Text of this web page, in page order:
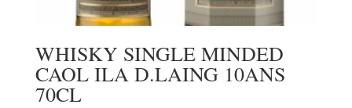
WHISKY SINGLE MINDED
CAOL ILA D.LAING 10ANS
70CL